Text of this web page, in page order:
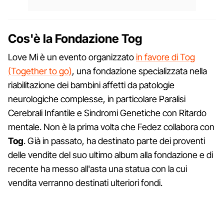
Cos'è la Fondazione Tog
Love Mi è un evento organizzatoin favore di Tog
(Together to go), una fondazione specializzata nella
riabilitazione dei bambini affetti da patologie
neurologiche complesse, in particolare Paralisi
Cerebrali Infantile e Sindromi Genetiche con Ritardo
mentale. Non è la prima volta che Fedez collabora con
Tog. Già in passato, ha destinato parte dei proventi
delle vendite del suo ultimo album alla fondazione e di
recente ha messo all'asta una statua con la cui
vendita verranno destinati ulteriori fondi.